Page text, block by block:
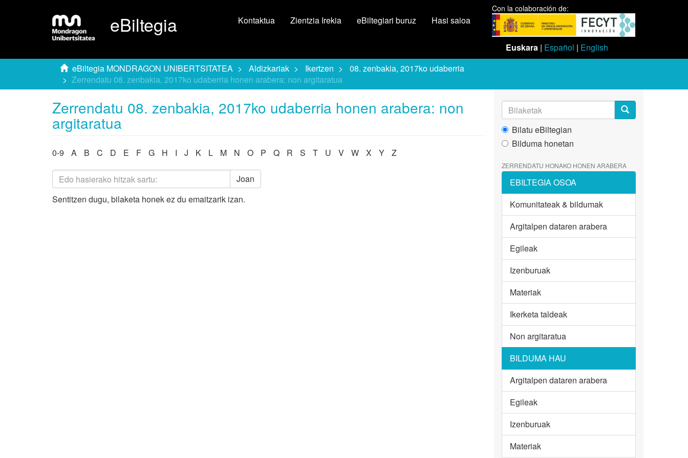
eBiltegia
Con la colaboración de:
Euskara | Español | English
Kontaktua Zientzia Irekia eBiltegiari buruz Hasi saioa
eBiltegia MONDRAGON UNIBERTSITATEA Aldizkariak Ikertzen
08. zenbakia, 2017ko udaberria
Zerrendatu 08. zenbakia, 2017ko udaberria honen arabera: non argitaratua
Zerrendatu 08. zenbakia, 2017ko udaberria honen arabera: non
argitaratua
0-9 A B C D E F G H I J K L M N O P Q R S T U V W X Y Z
Joan
Sentitzen dugu, bilaketa honek ez du emaitzarik izan.
Bilatu eBiltegian
Bilduma honetan
ZERRENDATU HONAKO HONEN ARABERA
EBILTEGIA OSOA
Komunitateak & bildumak
Argitalpen dataren arabera
Egileak
Izenburuak
Materiak
Ikerketa taldeak
Non argitaratua
BILDUMA HAU
Argitalpen dataren arabera
Egileak
Izenburuak
Materiak